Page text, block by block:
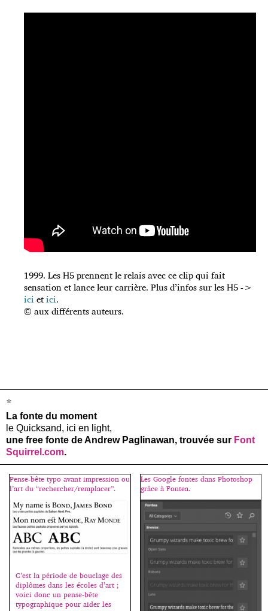
1999. Les H5 prennent le relais avec ce clip qui fait
sensation et lance leur carrière. Plus d’infos sur les H5 ->
ici etici.
© aux différents auteurs.
*
La fonte du moment
le Quicksand, ici en light,
une free fonte de Andrew Paglinawan, trouvée sur Font
Squirrel.com.
Pense-bête typo avant impression ou
l’art du “rechercher/remplacer”.
C’est la période de bouclage des
diplômes dans les écoles d’art ;
voici donc un pense-bête
typographique pour aider les
Les Google fontes dans Photoshop
grâce à Fontea.